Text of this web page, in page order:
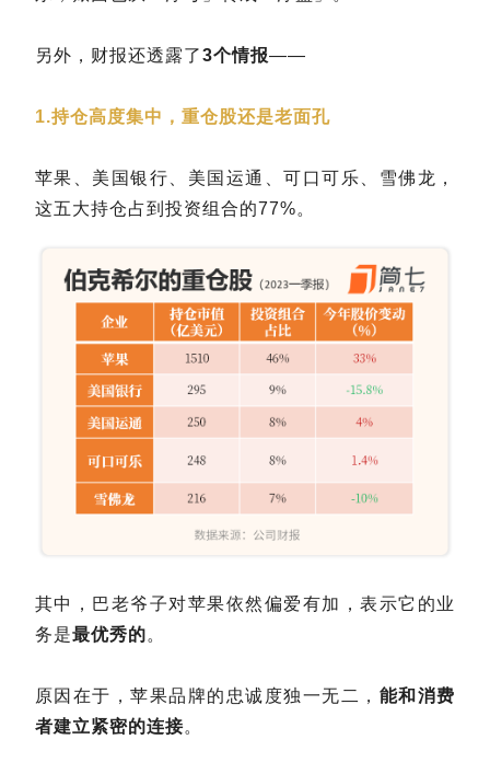
另外，财报还透露了3个情报——
1.持仓高度集中，重仓股还是老面孔
苹果、美国银行、美国运通、可口可乐、雪佛龙，
这五大持仓占到投资组合的77%。
其中，巴老爷子对苹果依然偏爱有加，表示它的业
务是最优秀的。
原因在于，苹果品牌的忠诚度独一无二， 能和消费
者建立紧密的连接。